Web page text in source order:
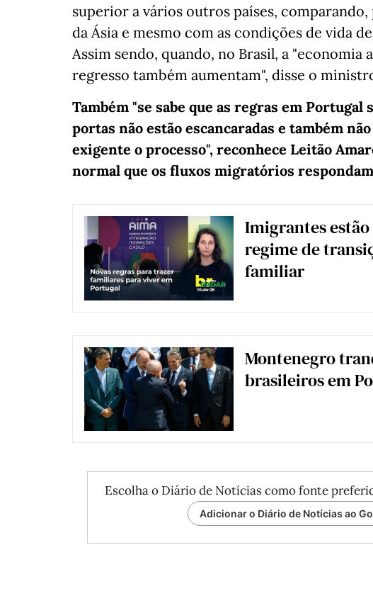
superior a vários outros países,
da Ásia e mesmo com as condições de vida
Assim sendo, quando, no Brasil, a
regresso também aumentam", disse o
Também "se sabe que as regras em
portas não estão escancaradas e também
exigente o processo", reconhece Leitão
normal que os fluxos migratórios respondam
Imigrantes
regime de
familiar
Montenegro
brasileiros em
Escolha o Diário de Notícias como fonte
Adicionar o Diário de Notícias ao